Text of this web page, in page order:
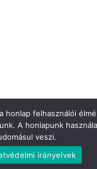
honlap felhasználói
A honlapunk
veszi.
irányelvek